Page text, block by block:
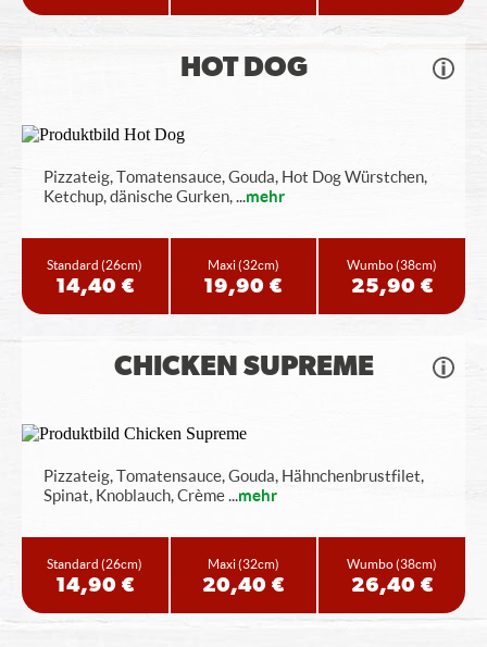
HOT DOG
Pizzateig, Tomatensauce, Gouda, Hot Dog Würstchen,
Ketchup, dänische Gurken,...mehr
Standard(26cm)
14,40 €
Maxi(32cm)
19,90 €
Wumbo(38cm)
25,90 €
CHICKEN SUPREME
Pizzateig, Tomatensauce, Gouda, Hähnchenbrustfilet,
Spinat, Knoblauch, Crème...mehr
Standard(26cm)
14,90 €
Maxi(32cm)
20,40 €
Wumbo(38cm)
26,40 €